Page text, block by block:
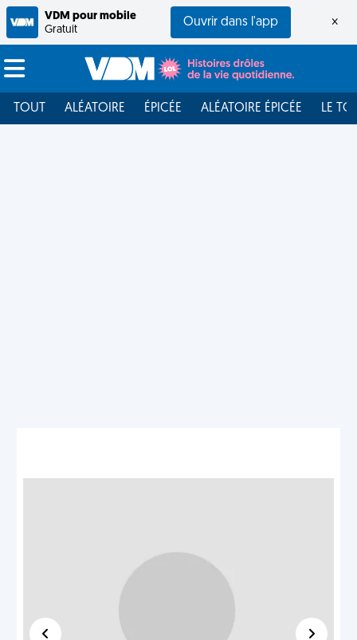
VDM pour mobile
Gratuit
Ouvrir dans l'app ×
TOUT ALÉATOIRE ÉPICÉE ALÉATOIRE ÉPICÉE LE